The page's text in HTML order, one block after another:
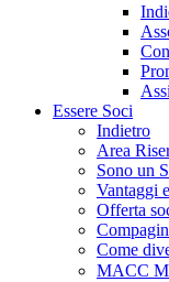
Essere Soci
Indietro
Area
Sono un
Vantaggi
Offerta
Come
MACC